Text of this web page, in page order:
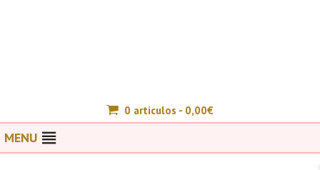
0 articulos - 0,00€
MENU